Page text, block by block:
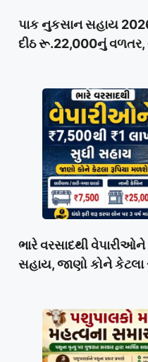
પાક નુકસાન સહાય
દીઠ રૂ.22,000નું
ભારે વરસાદથી
સહાય, જાણો કોને